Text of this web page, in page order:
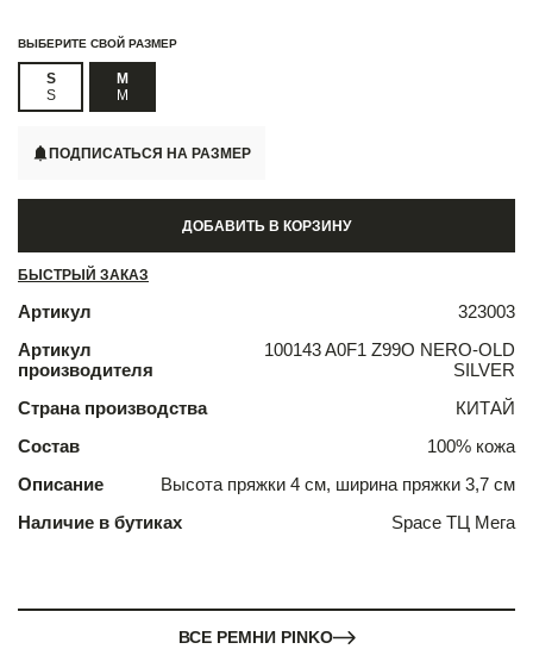
ВЫБЕРИТЕ СВОЙ РАЗМЕР
S
S
M
M
ПОДПИСАТЬСЯ НА РАЗМЕР
ДОБАВИТЬ В КОРЗИНУ
БЫСТРЫЙ ЗАКАЗ
Артикул
323003
Артикул
производителя
100143 A0F1 Z99O NERO-OLD
SILVER
Страна производства
КИТАЙ
Состав
100% кожа
Описание
Высота пряжки 4 см, ширина пряжки 3,7 см
Наличие в бутиках
Space ТЦ Мега
ВСЕ РЕМНИ PINKO